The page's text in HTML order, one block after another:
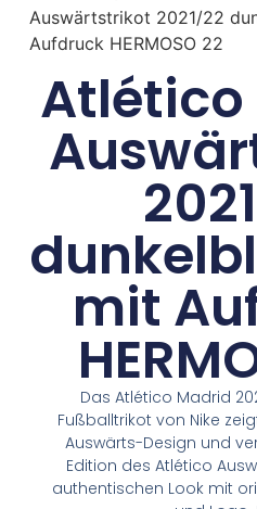
Auswärtstrikot 2021/22
Aufdruck HERMOSO 22
mit
Das Atlético Madrid
Fußballtrikot von Nike
Auswärts-Design und
Edition des Atlético
authentischen Look mit